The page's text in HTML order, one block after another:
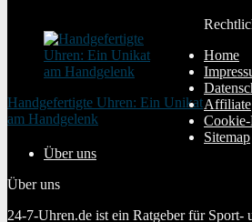
Handgefertigte Uhren: Ein Unikat
am Handgelenk
Home
Affiliate
Sitemap
Über uns
Über uns
24-7-Uhren.de ist ein Ratgeber für Sport-